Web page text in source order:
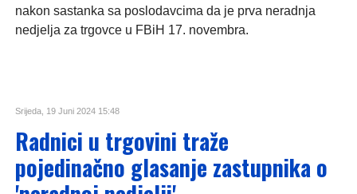
nakon sastanka sa poslodavcima da je prva neradnja
nedjelja za trgovce u FBiH 17. novembra.
Srijeda, 19 Juni 2024 15:48
Radnici u trgovini traže
pojedinačno glasanje zastupnika o